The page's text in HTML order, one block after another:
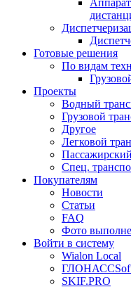
Готовые решения
По видам
Проекты
Водный
Грузовой
Другое
Легковой
Спец.
Покупателям
Новости
Статьи
FAQ
Фото
Войти в систему
Wialon Local
SKIF.PRO